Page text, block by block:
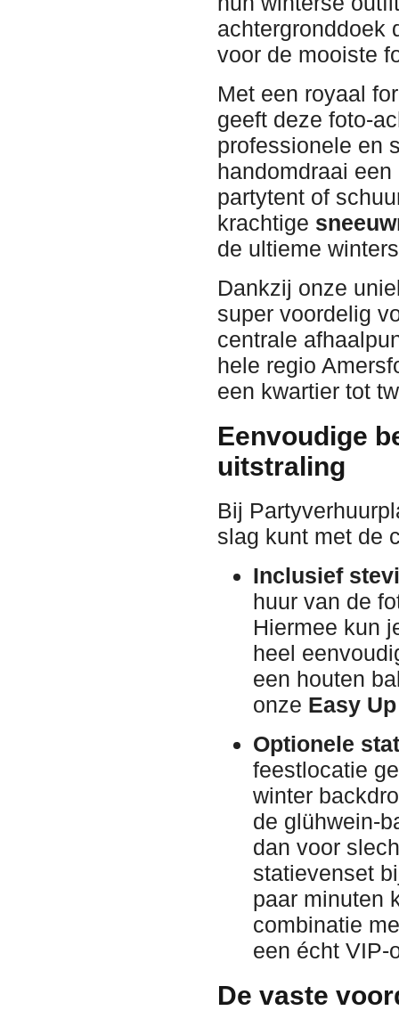
achtergronddoek
voor de mooiste
Met een royaal
geeft deze foto-
professionele en
handomdraai
partytent of
krachtige
de ultieme
Dankzij onze
super voordelig
centrale
hele regio
een kwartier tot
Eenvoudige
uitstraling
Bij
slag kunt met de
Inclusief
huur van de
Hiermee kun
heel
een houten
onze Easy
Optionele
feestlocatie
winter
de glühwein-
dan voor
statievenset
paar minuten
combinatie
een écht VIP-
De vaste